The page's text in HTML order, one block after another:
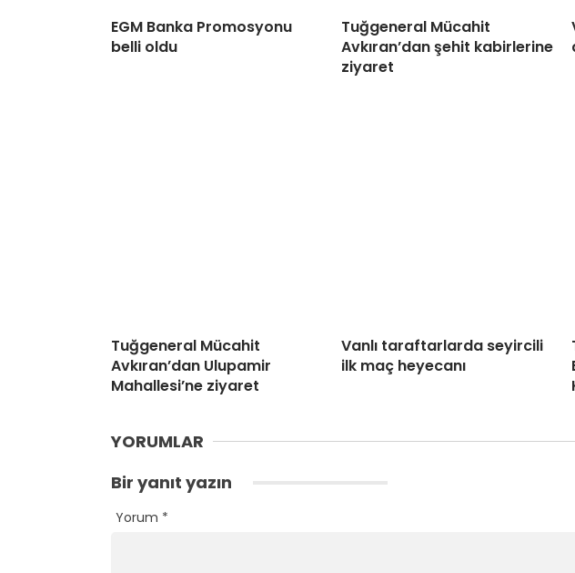
EGM Banka Promosyonu
belli oldu
Tuğgeneral Mücahit
Avkıran’dan şehit kabirlerine
ziyaret
Tuğgeneral Mücahit
Avkıran’dan Ulupamir
Mahallesi’ne ziyaret
Vanlı taraftarlarda seyircili
ilk maç heyecanı
YORUMLAR
Bir yanıt yazın
Yorum *